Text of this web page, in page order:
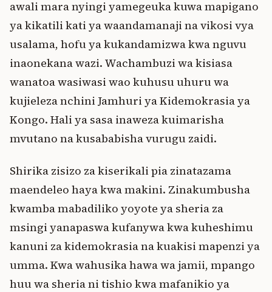
awali mara nyingi yamegeuka kuwa mapigano
ya kikatili kati ya waandamanaji na vikosi vya
usalama, hofu ya kukandamizwa kwa nguvu
inaonekana wazi. Wachambuzi wa kisiasa
wanatoa wasiwasi wao kuhusu uhuru wa
kujieleza nchini Jamhuri ya Kidemokrasia ya
Kongo. Hali ya sasa inaweza kuimarisha
mvutano na kusababisha vurugu zaidi.
Shirika zisizo za kiserikali pia zinatazama
maendeleo haya kwa makini. Zinakumbusha
kwamba mabadiliko yoyote ya sheria za
msingi yanapaswa kufanywa kwa kuheshimu
kanuni za kidemokrasia na kuakisi mapenzi ya
umma. Kwa wahusika hawa wa jamii, mpango
huu wa sheria ni tishio kwa mafanikio ya